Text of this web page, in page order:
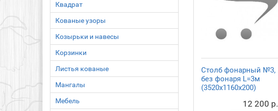
Квадрат
Кованые узоры
Козырьки и навесы
Корзинки
Листья кованые
Мангалы
Мебель
Столб фонарный №3,
без фонаря L=3м
(3520х1160х200)
12 200 р.